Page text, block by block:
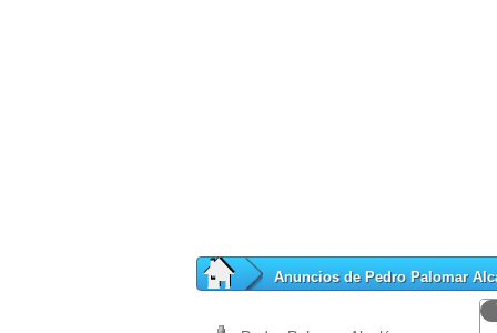
Anuncios de Pedro Palomar